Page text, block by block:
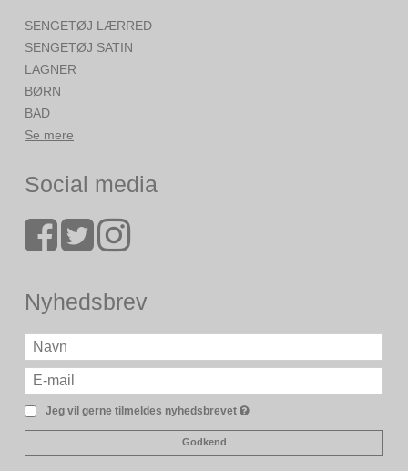
SENGETØJ LÆRRED
SENGETØJ SATIN
LAGNER
BØRN
BAD
Se mere
Social media
Nyhedsbrev
Jeg vil gerne tilmeldes nyhedsbrevet
Godkend